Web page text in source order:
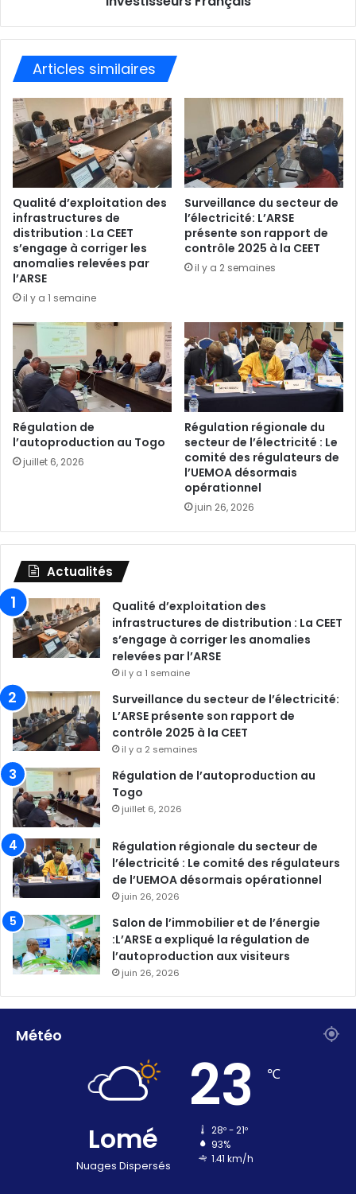
Articles similaires
Qualité d’exploitation des
infrastructures de
distribution : La CEET
s’engage à corriger les
anomalies relevées par
l’ARSE
il y a 1 semaine
Surveillance du secteur de
l’électricité: L’ARSE
présente son rapport de
contrôle 2025 à la CEET
il y a 2 semaines
Régulation de
l’autoproduction au Togo
juillet 6, 2026
Régulation régionale du
secteur de l’électricité : Le
comité des régulateurs de
l’UEMOA désormais
opérationnel
juin 26, 2026
Actualités
Qualité d’exploitation des
infrastructures de distribution : La CEET
s’engage à corriger les anomalies
relevées par l’ARSE
il y a 1 semaine
Surveillance du secteur de l’électricité:
L’ARSE présente son rapport de
contrôle 2025 à la CEET
il y a 2 semaines
Régulation de l’autoproduction au
Togo
juillet 6, 2026
Régulation régionale du secteur de
l’électricité : Le comité des régulateurs
de l’UEMOA désormais opérationnel
juin 26, 2026
Salon de l’immobilier et de l’énergie
:L’ARSE a expliqué la régulation de
l’autoproduction aux visiteurs
juin 26, 2026
Météo
Lomé
Nuages Dispersés
23 ℃
28º - 21º
93%
1.41 km/h